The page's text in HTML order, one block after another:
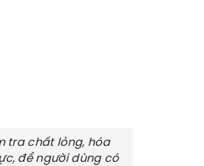
tra chất lỏng, hóa
để người dùng có